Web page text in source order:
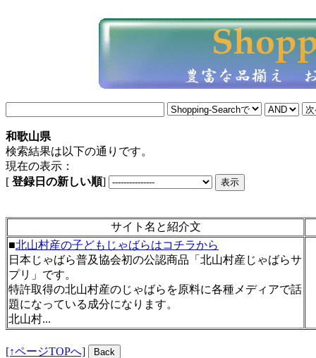
和歌山県
検索結果は以下の通りです。
現在の表示：
[ 登録日の新しい順]
サイト名と紹介文
■北山村産の子どもじゃばらはコチラから
日本じゃばら普及協会初の公認商品「北山村産じゃばらサ
プリ」です。
特許取得の北山村産のじゃばらを原料に各種メディアで話
題になっている成分になります。
北山村...
[↑ページTOPへ]